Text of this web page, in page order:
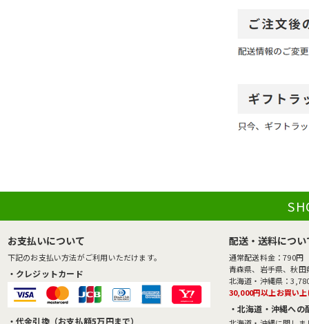
お支払いについて
下記のお支払い方法がご利用いただけます。
・クレジットカード
・代金引換（お支払額5万円まで）
配送・送料につい
通常配送料金：790円
青森県、岩手県、秋
北海道・沖縄県：
30,000円以上お買い
・北海道・沖縄への